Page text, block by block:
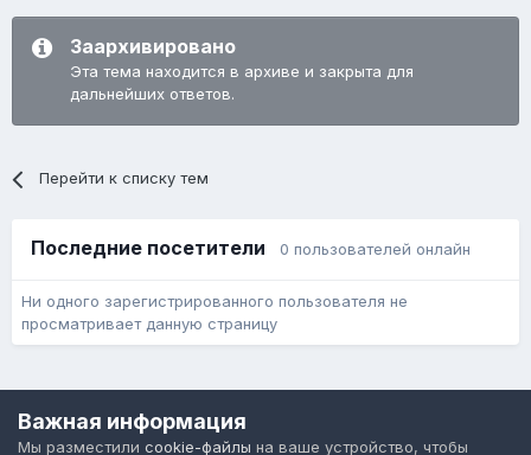
Заархивировано
Эта тема находится в архиве и закрыта для
дальнейших ответов.
Перейти к списку тем
Последние посетители 0 пользователей онлайн
Ни одного зарегистрированного пользователя не
просматривает данную страницу
Форум общественного транспорта
Важная информация
Мы разместили cookie-файлы на ваше устройство, чтобы